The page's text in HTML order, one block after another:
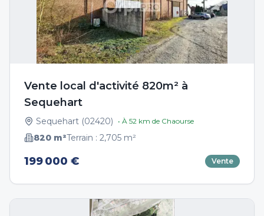
Vente local d'activité 820m² à
Sequehart
Sequehart (02420) • À 52 km de Chaourse
820 m²Terrain : 2,705 m²
199 000 € Vente